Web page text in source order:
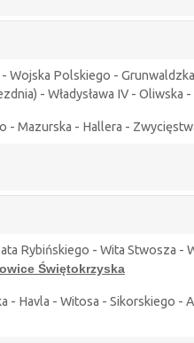
Wojska Polskiego -
- Władysława IV - Oliwska -
- Mazurska - Hallera -
Rybińskiego - Wita Stwosza
Świętokrzyska
- Havla - Witosa - Sikorskiego -